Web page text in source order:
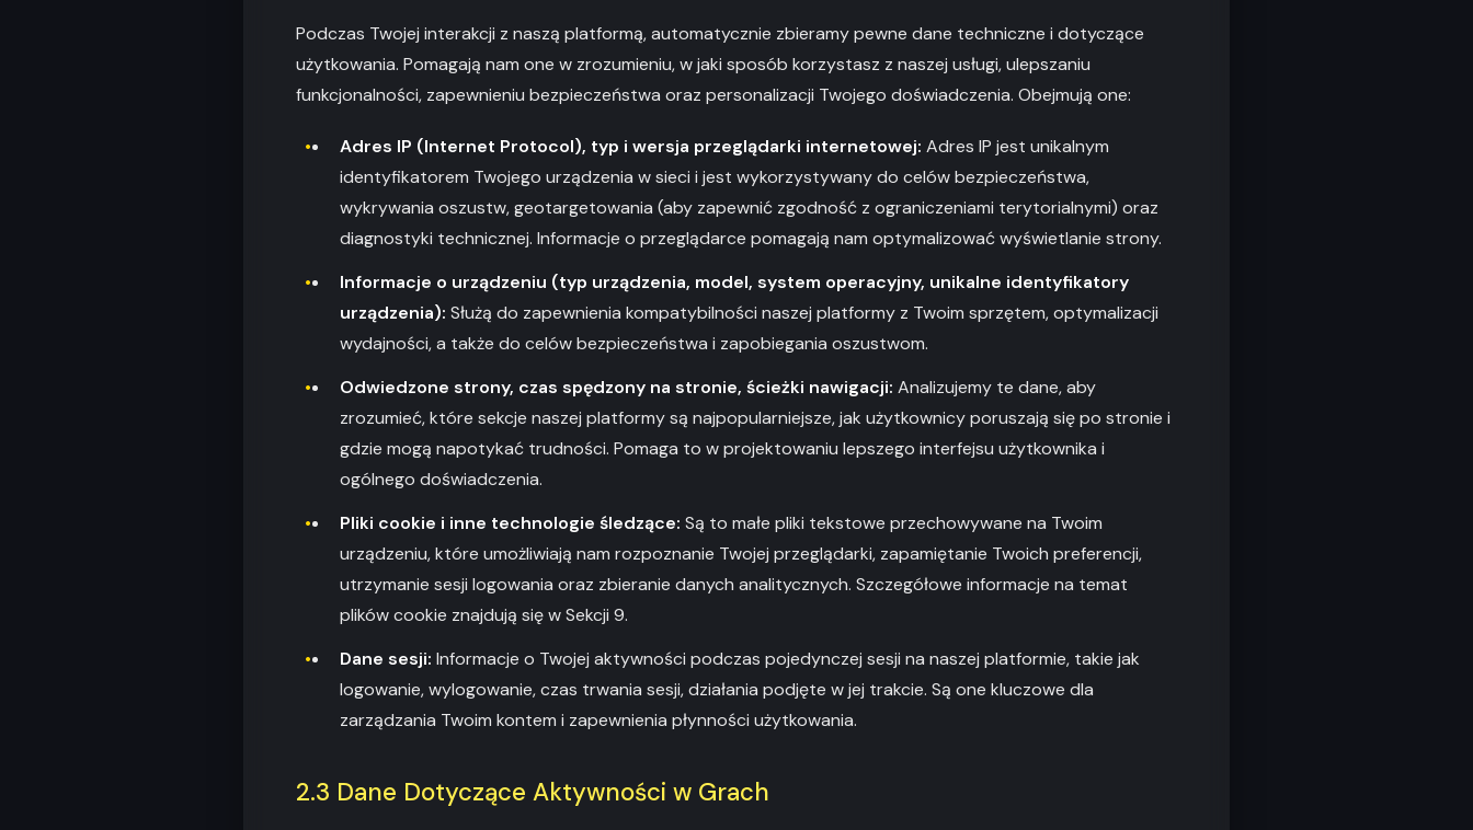
Podczas Twojej interakcji z naszą platformą, automatycznie zbieramy pewne dane techniczne i dotyczące
użytkowania. Pomagają nam one w zrozumieniu, w jaki sposób korzystasz z naszej usługi, ulepszaniu
funkcjonalności, zapewnieniu bezpieczeństwa oraz personalizacji Twojego doświadczenia. Obejmują one:
Adres IP (Internet Protocol), typ i wersja przeglądarki internetowej: Adres IP jest unikalnym
identyfikatorem Twojego urządzenia w sieci i jest wykorzystywany do celów bezpieczeństwa,
wykrywania oszustw, geotargetowania (aby zapewnić zgodność z ograniczeniami terytorialnymi) oraz
diagnostyki technicznej. Informacje o przeglądarce pomagają nam optymalizować wyświetlanie strony.
Informacje o urządzeniu (typ urządzenia, model, system operacyjny, unikalne identyfikatory
urządzenia): Służą do zapewnienia kompatybilności naszej platformy z Twoim sprzętem, optymalizacji
wydajności, a także do celów bezpieczeństwa i zapobiegania oszustwom.
Odwiedzone strony, czas spędzony na stronie, ścieżki nawigacji: Analizujemy te dane, aby
zrozumieć, które sekcje naszej platformy są najpopularniejsze, jak użytkownicy poruszają się po stronie i
gdzie mogą napotykać trudności. Pomaga to w projektowaniu lepszego interfejsu użytkownika i
ogólnego doświadczenia.
Pliki cookie i inne technologie śledzące: Są to małe pliki tekstowe przechowywane na Twoim
urządzeniu, które umożliwiają nam rozpoznanie Twojej przeglądarki, zapamiętanie Twoich preferencji,
utrzymanie sesji logowania oraz zbieranie danych analitycznych. Szczegółowe informacje na temat
plików cookie znajdują się w Sekcji 9.
Dane sesji: Informacje o Twojej aktywności podczas pojedynczej sesji na naszej platformie, takie jak
logowanie, wylogowanie, czas trwania sesji, działania podjęte w jej trakcie. Są one kluczowe dla
zarządzania Twoim kontem i zapewnienia płynności użytkowania.
2.3 Dane Dotyczące Aktywności w Grach